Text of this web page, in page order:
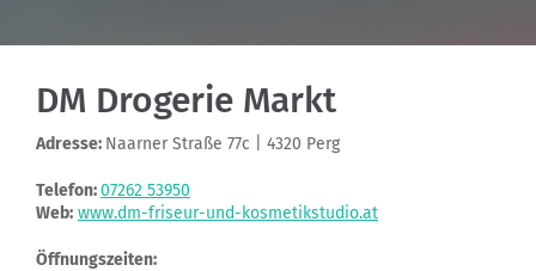
DM Drogerie Markt
Adresse: Naarner Straße 77c | 4320 Perg
Telefon:07262 53950
Web: www.dm-friseur-und-kosmetikstudio.at
Öffnungszeiten: